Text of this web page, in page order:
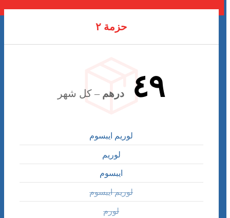
حزمة ٢
٤٩ درهم – كل شهر
لوريم ايبسوم
لوريم
ايبسوم
لوريم ايبسوم
لورم